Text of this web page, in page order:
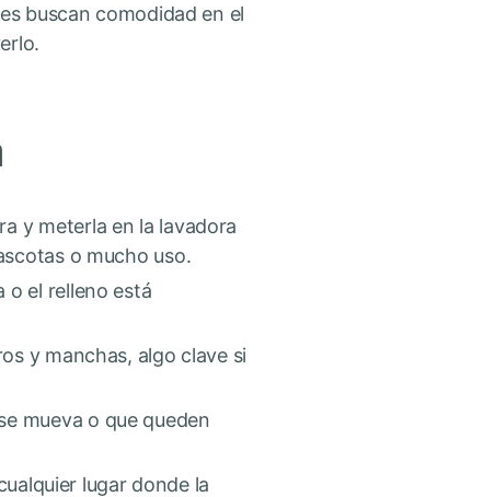
buscan comodidad en el
y meterla en la lavadora
o mucho uso.
o el relleno está
y manchas, algo clave si
mueva o que queden
lugar donde la